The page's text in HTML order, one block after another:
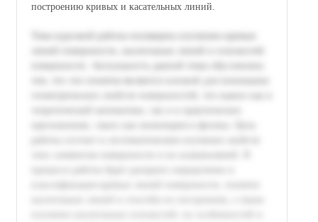
построению кривых и касательных линий.